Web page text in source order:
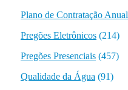
Plano de Contratação Anual
Pregões Eletrônicos(214)
Pregões Presenciais(457)
Qualidade da Água (91)